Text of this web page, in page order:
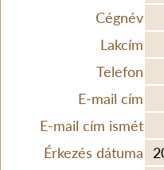
Cégnév
Lakcím
Telefon
E-mail cím
E-mail cím ismét
Érkezés dátuma